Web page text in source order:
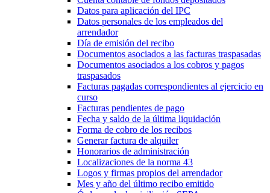
Datos para aplicación del IPC
Datos personales de los empleados del
arrendador
Día de emisión del recibo
Documentos asociados a las facturas traspasadas
Documentos asociados a los cobros y pagos
traspasados
Facturas pagadas correspondientes al ejercicio en
curso
Facturas pendientes de pago
Fecha y saldo de la última liquidación
Forma de cobro de los recibos
Generar factura de alquiler
Honorarios de administración
Localizaciones de la norma 43
Logos y firmas propios del arrendador
Mes y año del último recibo emitido